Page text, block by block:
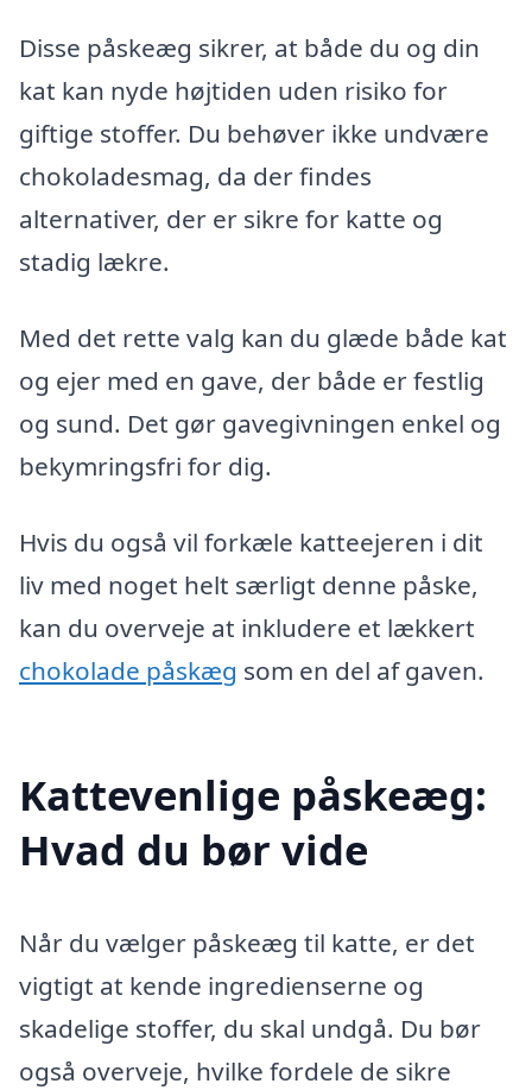
Disse påskeæg sikrer, at både du og din
kat kan nyde højtiden uden risiko for
giftige stoffer. Du behøver ikke undvære
chokoladesmag, da der findes
alternativer, der er sikre for katte og
stadig lækre.
Med det rette valg kan du glæde både kat
og ejer med en gave, der både er festlig
og sund. Det gør gavegivningen enkel og
bekymringsfri for dig.
Hvis du også vil forkæle katteejeren i dit
liv med noget helt særligt denne påske,
kan du overveje at inkludere et lækkert
chokolade påskæg som en del af gaven.
Kattevenlige påskeæg:
Hvad du bør vide
Når du vælger påskeæg til katte, er det
vigtigt at kende ingredienserne og
skadelige stoffer, du skal undgå. Du bør
også overveje, hvilke fordele de sikre